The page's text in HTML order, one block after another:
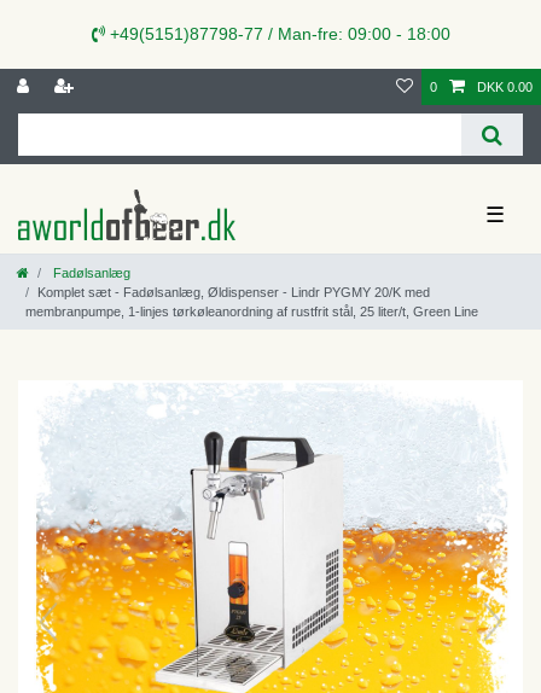
+49(5151)87798-77 / Man-fre: 09:00 - 18:00
0 DKK 0.00
☰
Fadølsanlæg
Komplet sæt - Fadølsanlæg, Øldispenser - Lindr PYGMY 20/K med
membranpumpe, 1-linjes tørkøleanordning af rustfrit stål, 25 liter/t, Green Line